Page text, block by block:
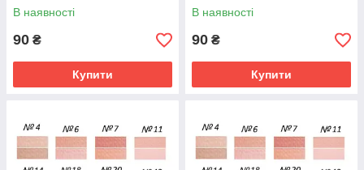
В наявності
90 ₴
Купити
В наявності
90 ₴
Купити